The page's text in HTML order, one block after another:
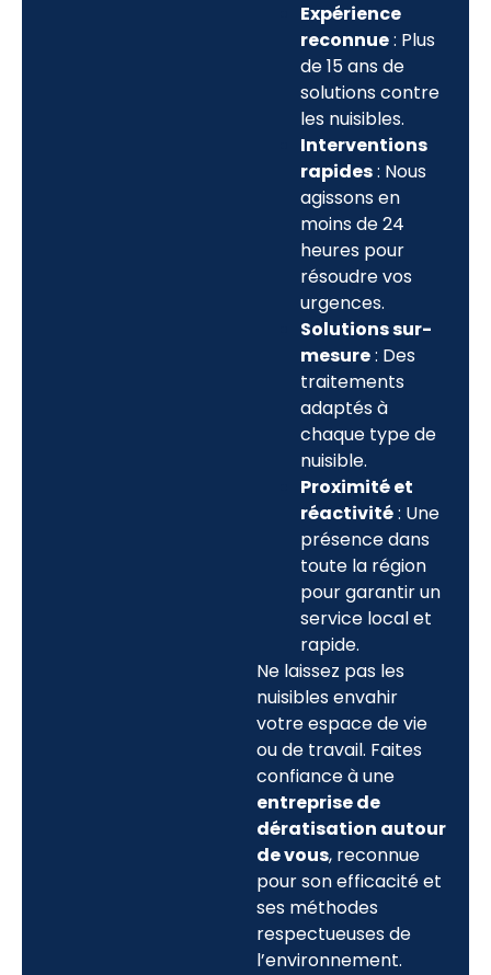
Expérience
reconnue: Plus
de 15 ans de
solutions contre
les nuisibles.
Interventions
rapides: Nous
agissons en
moins de 24
heures pour
résoudre vos
urgences.
Solutions sur-
mesure: Des
traitements
adaptés à
chaque type de
nuisible.
Proximité et
réactivité: Une
présence dans
toute la région
pour garantir un
service local et
rapide.
Ne laissez pas les
nuisibles envahir
votre espace de vie
ou de travail. Faites
confiance à une
entreprise de
dératisation autour
de vous, reconnue
pour son efficacité et
ses méthodes
respectueuses de
l’environnement.